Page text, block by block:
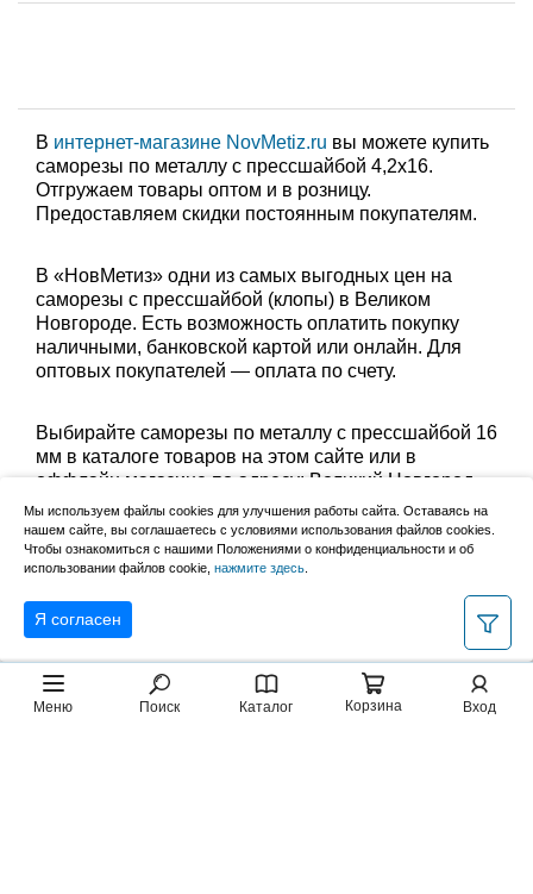
Меню Поиск Каталог Корзина Вход
В интернет-магазине NovMetiz.ru вы можете купить
саморезы по металлу с прессшайбой 4,2х16.
Отгружаем товары оптом и в розницу.
Предоставляем скидки постоянным покупателям.
В «НовМетиз» одни из самых выгодных цен на
саморезы с прессшайбой (клопы) в Великом
Новгороде. Есть возможность оплатить покупку
наличными, банковской картой или онлайн. Для
оптовых покупателей — оплата по счету.
Выбирайте саморезы по металлу с прессшайбой 16
мм в каталоге товаров на этом сайте или в
оффлайн магазине по адресу: Великий Новгород,
Сырковское шоссе, 8а (по будням с 9:00 до 17:00, в
субботу с 9:00 до 13:00). Забрать заказ можно
лично в пункте выдачи или оформить доставку до
дома.
Мы используем файлы cookies для улучшения работы сайта. Оставаясь на
нашем сайте, вы соглашаетесь с условиями использования файлов cookies.
Чтобы ознакомиться с нашими Положениями о конфиденциальности и об
использовании файлов cookie, нажмите здесь
Я согласен